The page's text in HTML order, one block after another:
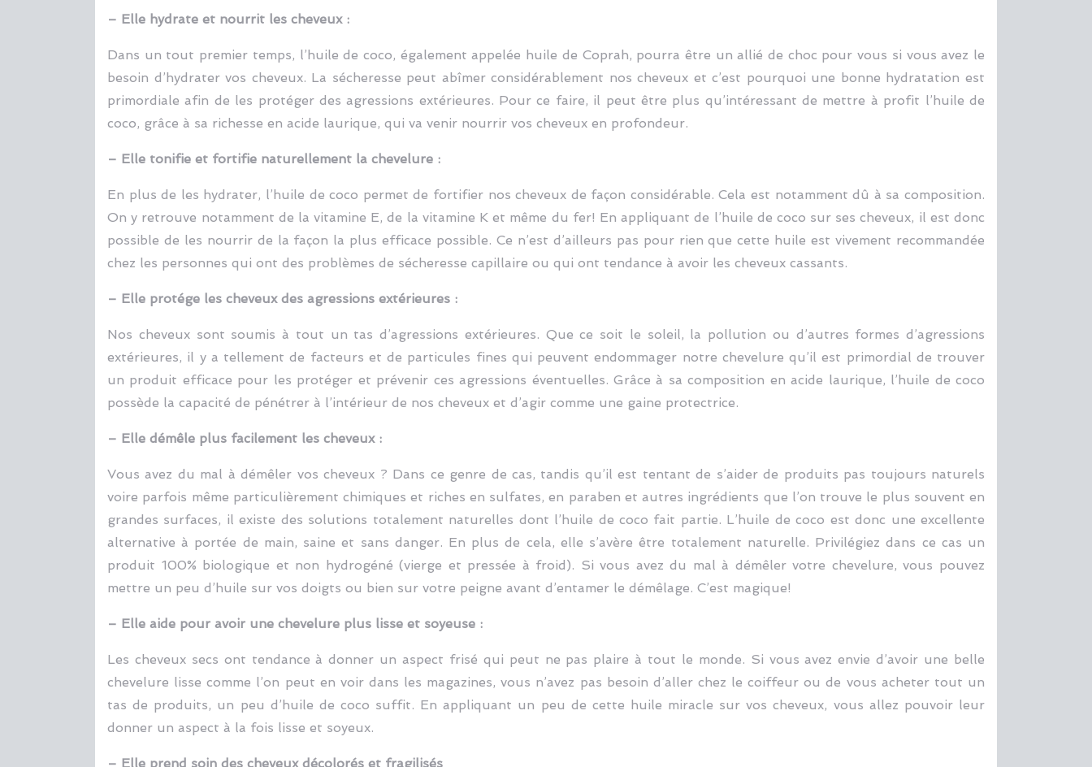
– Elle hydrate et nourrit les cheveux :
Dans un tout premier temps, l’huile de coco, également appelée huile de Coprah, pourra être un allié de choc pour vous si vous avez le
besoin d’hydrater vos cheveux. La sécheresse peut abîmer considérablement nos cheveux et c’est pourquoi une bonne hydratation est
primordiale afin de les protéger des agressions extérieures. Pour ce faire, il peut être plus qu’intéressant de mettre à profit l’huile de
coco, grâce à sa richesse en acide laurique, qui va venir nourrir vos cheveux en profondeur.
– Elle tonifie et fortifie naturellement la chevelure :
En plus de les hydrater, l’huile de coco permet de fortifier nos cheveux de façon considérable. Cela est notamment dû à sa composition.
On y retrouve notamment de la vitamine E, de la vitamine K et même du fer! En appliquant de l’huile de coco sur ses cheveux, il est donc
possible de les nourrir de la façon la plus efficace possible. Ce n’est d’ailleurs pas pour rien que cette huile est vivement recommandée
chez les personnes qui ont des problèmes de sécheresse capillaire ou qui ont tendance à avoir les cheveux cassants.
– Elle protége les cheveux des agressions extérieures :
Nos cheveux sont soumis à tout un tas d’agressions extérieures. Que ce soit le soleil, la pollution ou d’autres formes d’agressions
extérieures, il y a tellement de facteurs et de particules fines qui peuvent endommager notre chevelure qu’il est primordial de trouver
un produit efficace pour les protéger et prévenir ces agressions éventuelles. Grâce à sa composition en acide laurique, l’huile de coco
possède la capacité de pénétrer à l’intérieur de nos cheveux et d’agir comme une gaine protectrice.
– Elle démêle plus facilement les cheveux :
Vous avez du mal à démêler vos cheveux ? Dans ce genre de cas, tandis qu’il est tentant de s’aider de produits pas toujours naturels
voire parfois même particulièrement chimiques et riches en sulfates, en paraben et autres ingrédients que l’on trouve le plus souvent en
grandes surfaces, il existe des solutions totalement naturelles dont l’huile de coco fait partie. L’huile de coco est donc une excellente
alternative à portée de main, saine et sans danger. En plus de cela, elle s’avère être totalement naturelle. Privilégiez dans ce cas un
produit 100% biologique et non hydrogéné (vierge et pressée à froid). Si vous avez du mal à démêler votre chevelure, vous pouvez
mettre un peu d’huile sur vos doigts ou bien sur votre peigne avant d’entamer le démêlage. C’est magique!
– Elle aide pour avoir une chevelure plus lisse et soyeuse :
Les cheveux secs ont tendance à donner un aspect frisé qui peut ne pas plaire à tout le monde. Si vous avez envie d’avoir une belle
chevelure lisse comme l’on peut en voir dans les magazines, vous n’avez pas besoin d’aller chez le coiffeur ou de vous acheter tout un
tas de produits, un peu d’huile de coco suffit. En appliquant un peu de cette huile miracle sur vos cheveux, vous allez pouvoir leur
donner un aspect à la fois lisse et soyeux.
– Elle prend soin des cheveux décolorés et fragilisés